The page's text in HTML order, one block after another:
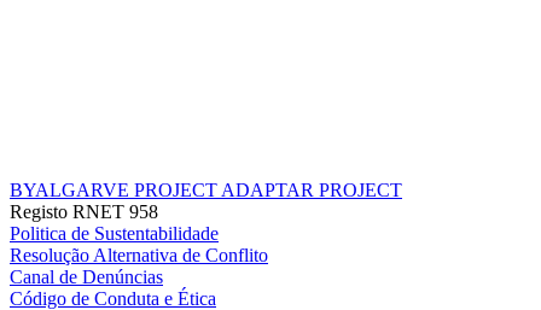
BYALGARVE PROJECT ADAPTAR PROJECT
Registo RNET 958
Politica de Sustentabilidade
Resolução Alternativa de Conflito
Canal de Denúncias
Código de Conduta e Ética